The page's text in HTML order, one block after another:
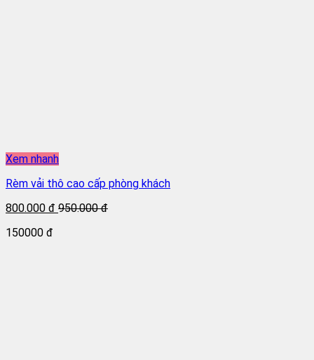
Xem nhanh
Rèm vải thô cao cấp phòng khách
800.000 đ 950.000 đ
150000 đ